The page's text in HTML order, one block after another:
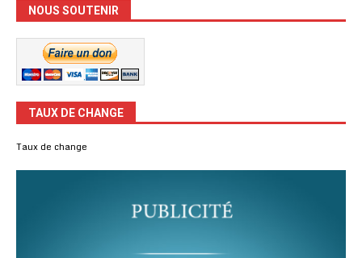
NOUS SOUTENIR
TAUX DE CHANGE
Taux de change